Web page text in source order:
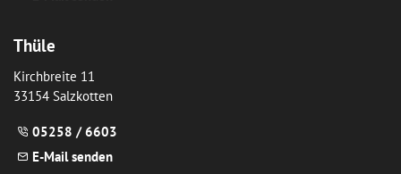
Thüle
Kirchbreite 11
33154 Salzkotten
05258 / 6603
E-Mail senden